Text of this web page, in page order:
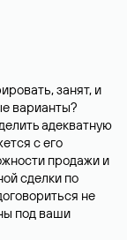
занят, и
варианты?
адекватную
с его
продажи и
сделки по
не
под ваши